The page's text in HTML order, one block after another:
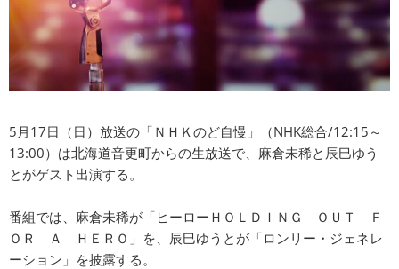
5月17日（日）放送の「ＮＨＫのど自慢」（NHK総合/12:15～
13:00）は北海道音更町からの生放送で、麻倉未稀と辰巳ゆう
とがゲスト出演する。
番組では、麻倉未稀が「ヒーローＨＯＬＤＩＮＧ ＯＵＴ Ｆ
ＯＲ Ａ ＨＥＲＯ」を、辰巳ゆうとが「ロンリー・ジェネレ
ーション」を披露する。